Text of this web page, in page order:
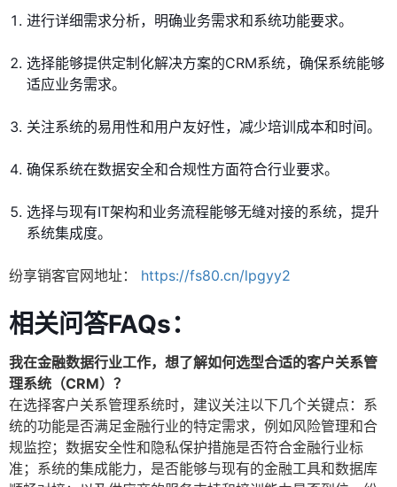
进行详细需求分析，明确业务需求和系统功能要求。
选择能够提供定制化解决方案的CRM系统，确保系统能够
适应业务需求。
关注系统的易用性和用户友好性，减少培训成本和时间。
确保系统在数据安全和合规性方面符合行业要求。
选择与现有IT架构和业务流程能够无缝对接的系统，提升
系统集成度。
纷享销客官网地址： https://fs80.cn/lpgyy2
相关问答FAQs：
我在金融数据行业工作，想了解如何选型合适的客户关系管
理系统（CRM）？
在选择客户关系管理系统时，建议关注以下几个关键点：系
统的功能是否满足金融行业的特定需求，例如风险管理和合
规监控；数据安全性和隐私保护措施是否符合金融行业标
准；系统的集成能力，是否能够与现有的金融工具和数据库